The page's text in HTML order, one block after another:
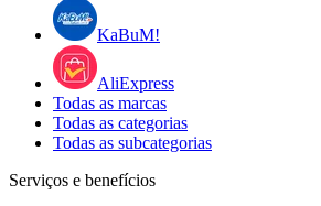
KaBuM!
AliExpress
Todas as marcas
Todas as categorias
Todas as subcategorias
Serviços e benefícios